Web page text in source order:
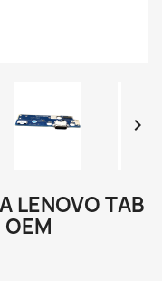

LENOVO TAB